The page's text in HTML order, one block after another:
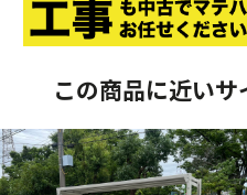
この商品に近いサ